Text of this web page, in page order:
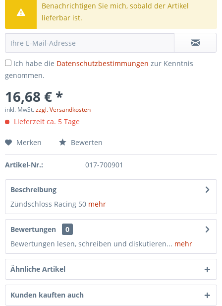
Benachrichtigen Sie mich, sobald der Artikel
lieferbar ist.
Ich habe die Datenschutzbestimmungen zur Kenntnis
genommen.
16,68 € *
inkl. MwSt.zzgl. Versandkosten
Lieferzeit ca. 5 Tage
Merken Bewerten
Artikel-Nr.: 017-700901
Beschreibung
Zündschloss Racing 50 mehr
Bewertungen
0
Bewertungen lesen, schreiben und diskutieren... mehr
Ähnliche Artikel
Kunden kauften auch